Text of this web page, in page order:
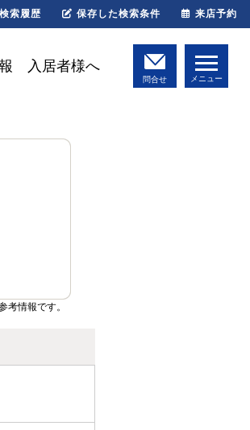
入居者様へ
問合せ メニュー
情報です。
検索履歴 保存した検索条件 来店予約